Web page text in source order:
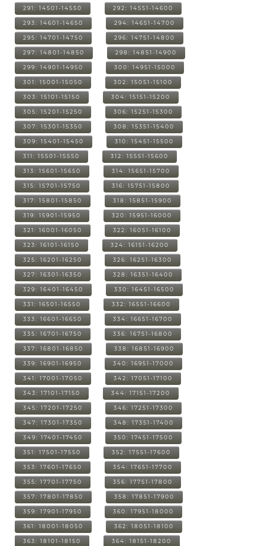
291: 14501-14550 292: 14551-14600
293: 14601-14650 294: 14651-14700
295: 14701-14750 296: 14751-14800
297: 14801-14850 298: 14851-14900
299: 14901-14950 300: 14951-15000
301: 15001-15050 302: 15051-15100
303: 15101-15150 304: 15151-15200
305: 15201-15250 306: 15251-15300
307: 15301-15350 308: 15351-15400
309: 15401-15450 310: 15451-15500
311: 15501-15550 312: 15551-15600
313: 15601-15650 314: 15651-15700
315: 15701-15750 316: 15751-15800
317: 15801-15850 318: 15851-15900
319: 15901-15950 320: 15951-16000
321: 16001-16050 322: 16051-16100
323: 16101-16150 324: 16151-16200
325: 16201-16250 326: 16251-16300
327: 16301-16350 328: 16351-16400
329: 16401-16450 330: 16451-16500
331: 16501-16550 332: 16551-16600
333: 16601-16650 334: 16651-16700
335: 16701-16750 336: 16751-16800
337: 16801-16850 338: 16851-16900
339: 16901-16950 340: 16951-17000
341: 17001-17050 342: 17051-17100
343: 17101-17150 344: 17151-17200
345: 17201-17250 346: 17251-17300
347: 17301-17350 348: 17351-17400
349: 17401-17450 350: 17451-17500
351: 17501-17550 352: 17551-17600
353: 17601-17650 354: 17651-17700
355: 17701-17750 356: 17751-17800
357: 17801-17850 358: 17851-17900
359: 17901-17950 360: 17951-18000
361: 18001-18050 362: 18051-18100
363: 18101-18150 364: 18151-18200